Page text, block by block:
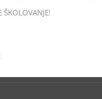
ŠKOLOVANJE!